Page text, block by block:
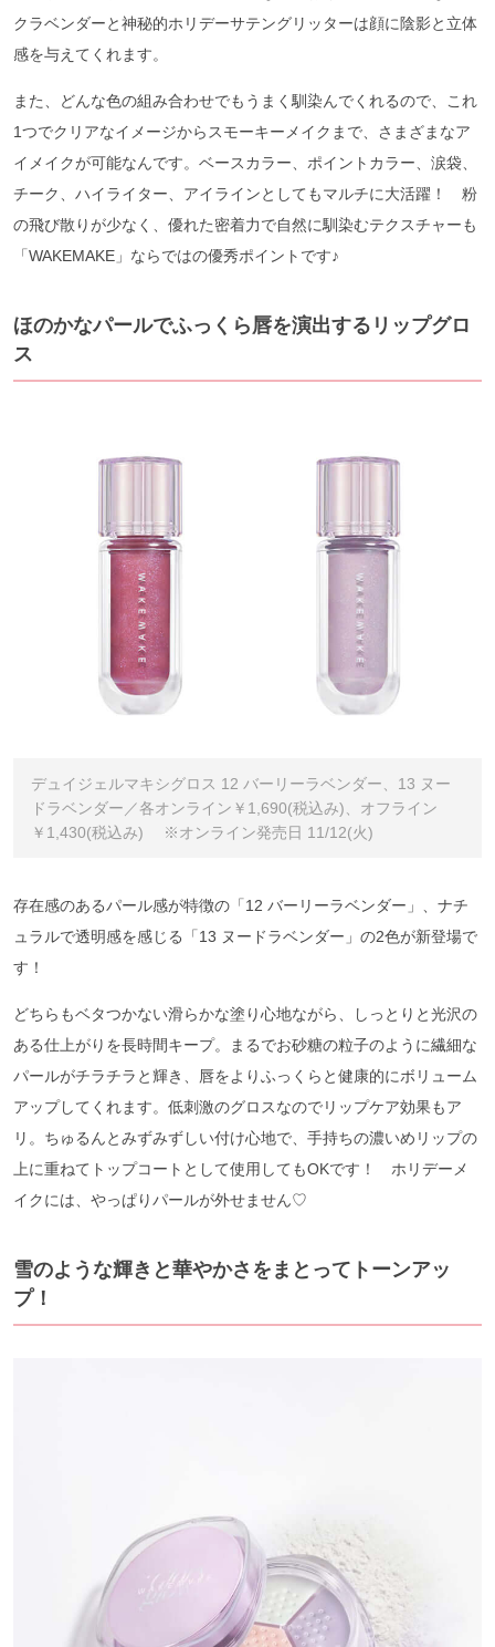
クラベンダーと神秘的ホリデーサテングリッターは顔に陰影と立体
感を与えてくれます。
また、どんな色の組み合わせでもうまく馴染んでくれるので、これ
1つでクリアなイメージからスモーキーメイクまで、さまざまなア
イメイクが可能なんです。ベースカラー、ポイントカラー、涙袋、
チーク、ハイライター、アイラインとしてもマルチに大活躍！ 粉
の飛び散りが少なく、優れた密着力で自然に馴染むテクスチャーも
「WAKEMAKE」ならではの優秀ポイントです♪
ほのかなパールでふっくら唇を演出するリップグロ
ス
デュイジェルマキシグロス 12 バーリーラベンダー、13 ヌー
ドラベンダー／各オンライン￥1,690(税込み)、オフライン
￥1,430(税込み) ※オンライン発売日 11/12(火)
存在感のあるパール感が特徴の「12 バーリーラベンダー」、ナチ
ュラルで透明感を感じる「13 ヌードラベンダー」の2色が新登場で
す！
どちらもベタつかない滑らかな塗り心地ながら、しっとりと光沢の
ある仕上がりを長時間キープ。まるでお砂糖の粒子のように繊細な
パールがチラチラと輝き、唇をよりふっくらと健康的にボリューム
アップしてくれます。低刺激のグロスなのでリップケア効果もア
リ。ちゅるんとみずみずしい付け心地で、手持ちの濃いめリップの
上に重ねてトップコートとして使用してもOKです！ ホリデーメ
イクには、やっぱりパールが外せません♡
雪のような輝きと華やかさをまとってトーンアッ
プ！